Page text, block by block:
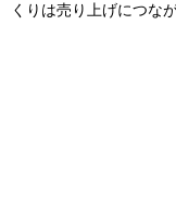
くりは売り上げにつな